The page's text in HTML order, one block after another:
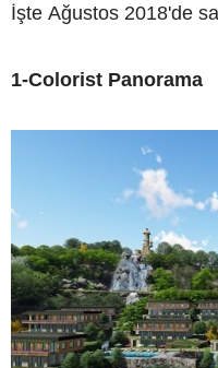
İşte Ağustos 2018'de
1-Colorist Panorama